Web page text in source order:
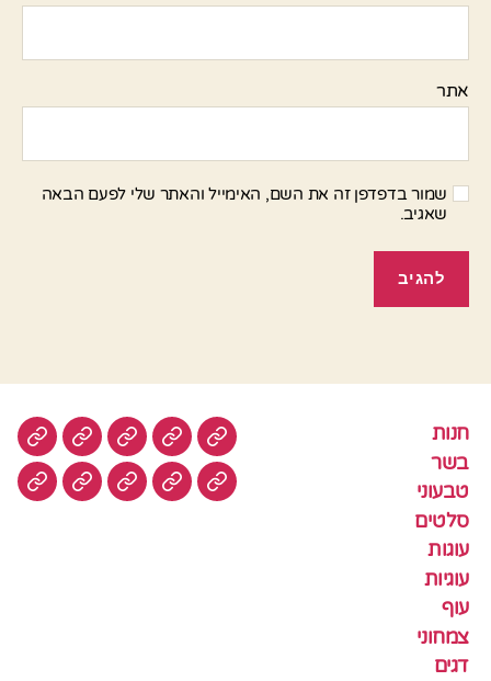
אתר
שמור בדפדפן זה את השם, האימייל והאתר שלי לפעם הבאה
שאגיב.
חנות
בשר
טבעוני
סלטים
עוגות
עוגיות
עוף
צמחוני
דגים
חנות בשר טבעוניסלטים
עוגיותעוף צמחונידגים